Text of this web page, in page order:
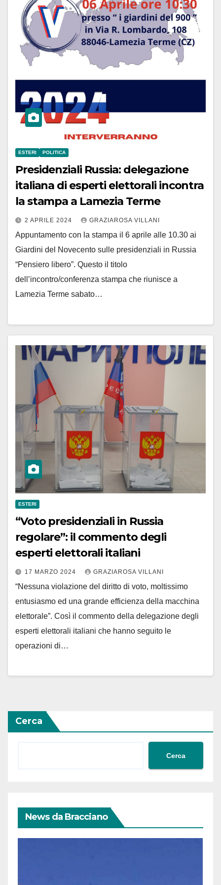
ESTERI POLITICA
Presidenziali Russia: delegazione
italiana di esperti elettorali incontra
la stampa a Lamezia Terme
2 APRILE 2024 GRAZIAROSA VILLANI
Appuntamento con la stampa il 6 aprile alle 10.30 ai
Giardini del Novecento sulle presidenziali in Russia
“Pensiero libero”. Questo il titolo
dell’incontro/conferenza stampa che riunisce a
Lamezia Terme sabato…
ESTERI
“Voto presidenziali in Russia
regolare”: il commento degli
esperti elettorali italiani
17 MARZO 2024 GRAZIAROSA VILLANI
“Nessuna violazione del diritto di voto, moltissimo
entusiasmo ed una grande efficienza della macchina
elettorale”. Così il commento della delegazione degli
esperti elettorali italiani che hanno seguito le
operazioni di…
Cerca
Cerca
News da Bracciano